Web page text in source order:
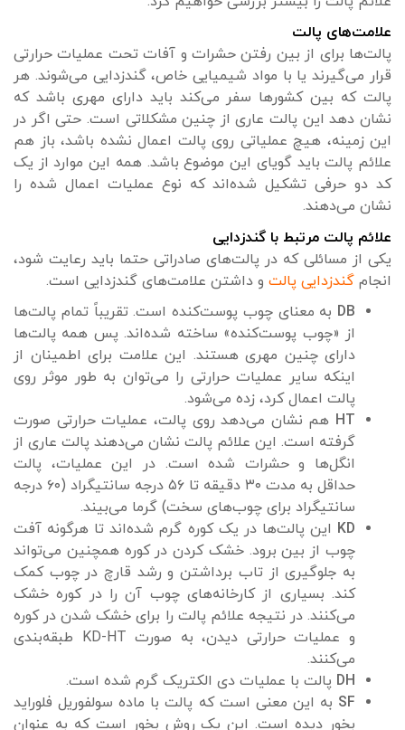
علامت‌های پالت
پالت‌ها برای از بین رفتن حشرات و آفات تحت عملیات حرارتی
قرار می‌گیرند یا با مواد شیمیایی خاص، گندزدایی می‌شوند. هر
پالت که بین کشورها سفر می‌کند باید دارای مهری باشد که
نشان دهد این پالت عاری از چنین مشکلاتی است. حتی اگر در
این زمینه، هیچ عملیاتی روی پالت اعمال نشده باشد، باز هم
علائم پالت باید گویای این موضوع باشد. همه این موارد از یک
کد دو حرفی تشکیل شده‌اند که نوع عملیات اعمال شده را
نشان می‌دهند.
علائم پالت مرتبط با گندزدایی
یکی از مسائلی که در پالت‌های صادراتی حتما باید رعایت شود،
انجام گندزدایی پالت و داشتن علامت‌های گندزدایی است.
DB به معنای چوب پوست‌کنده است. تقریباً تمام پالت‌ها
از «چوب پوست‌کنده» ساخته شده‌اند. پس همه پالت‌ها
دارای چنین مهری هستند. این علامت برای اطمینان از
اینکه سایر عملیات حرارتی را می‌توان به طور موثر روی
پالت اعمال کرد، زده می‌شود.
HT هم نشان می‌دهد روی پالت، عملیات حرارتی صورت
گرفته است. این علائم پالت نشان می‌دهند پالت عاری از
انگل‌ها و حشرات شده است. در این عملیات، پالت
حداقل به مدت ۳۰ دقیقه تا ۵۶ درجه سانتیگراد (۶۰ درجه
سانتیگراد برای چوب‌های سخت) گرما می‌بیند.
KD این پالت‌ها در یک کوره گرم شده‌اند تا هرگونه آفت
چوب از بین برود. خشک کردن در کوره همچنین می‌تواند
به جلوگیری از تاب برداشتن و رشد قارچ در چوب کمک
کند. بسیاری از کارخانه‌های چوب آن را در کوره خشک
می‌کنند. در نتیجه علائم پالت را برای خشک شدن در کوره
و عملیات حرارتی دیدن، به صورت KD-HT طبقه‌بندی
می‌کنند.
DH پالت با عملیات دی الکتریک گرم شده است.
SF به این معنی است که پالت با ماده سولفوریل فلوراید
بخور دیده است. این یک روش بخور است که به عنوان